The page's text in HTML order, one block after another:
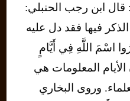
قال ابن رجب الحنبلي:
فيها فقد دل عليه
اسْمَ اللَّهِ فِي أَيَّامٍ
فإن الأيام المعلومات هي
وروى البخاري